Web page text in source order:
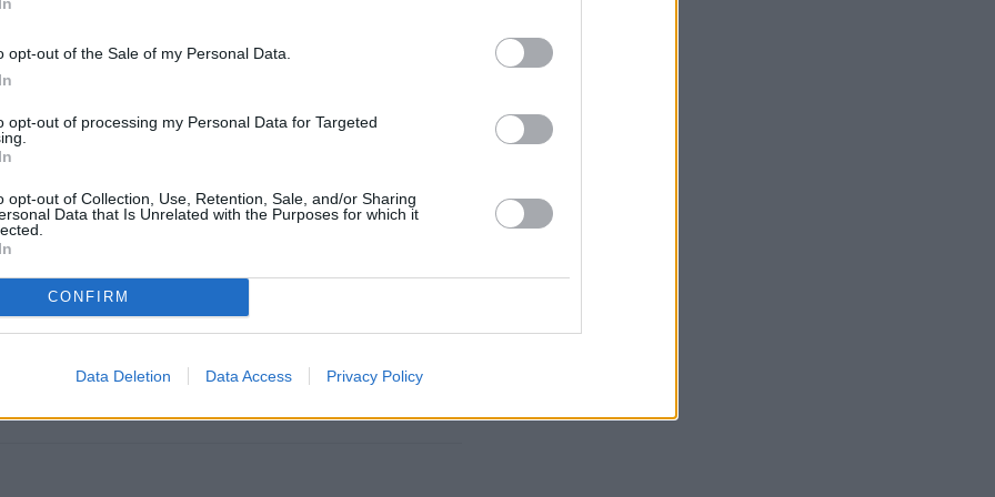
opt-out of the Sale of my Personal Data.
opt-out of processing my Personal Data for Targeted
opt-out of Collection, Use, Retention, Sale, and/or Sharing
Data that Is Unrelated with the Purposes for which it
CONFIRM
Data Deletion Data Access Privacy Policy
imprezy wiele mówi się o holenderskiej łyżwiarce
Leerdam jeszcze przed startem nieźle sobie nagrabiła.
14:01
Król bez medalu na IO.
jeden błąd
mogła być dniem historycznym dla Polski.
Walas miała szansę zdobyć pierwszy w historii
medal olimpijski w snowboardzie. Niestety Polka w